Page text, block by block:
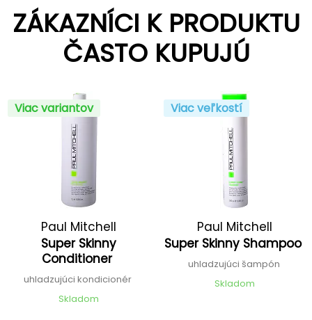
ZÁKAZNÍCI K PRODUKTU
ČASTO KUPUJÚ
Viac variantov
Paul Mitchell
Super Skinny
Conditioner
uhladzujúci kondicionér
Skladom
Viac veľkostí
Paul Mitchell
Super Skinny Shampoo
uhladzujúci šampón
Skladom